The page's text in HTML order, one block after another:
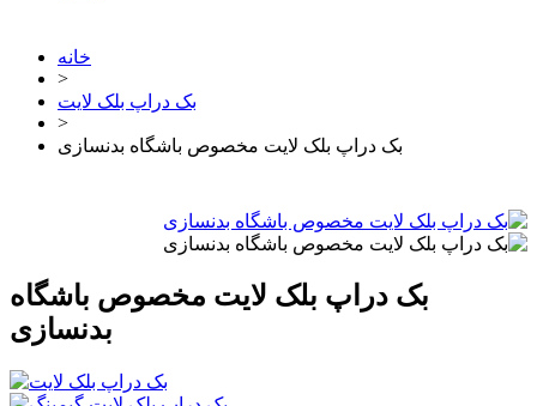
خانه
>
بک دراپ بلک لایت
>
بک دراپ بلک لایت مخصوص باشگاه بدنسازی
بک دراپ بلک لایت مخصوص باشگاه
بدنسازی